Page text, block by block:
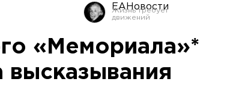
ЕАНовости
«Мемориала»*
высказывания